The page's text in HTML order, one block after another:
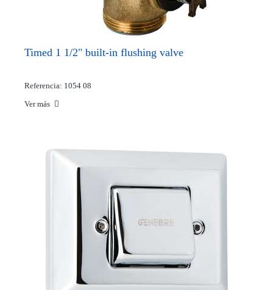
Timed 1 1/2" built-in flushing valve
Referencia: 1054 08
Ver más